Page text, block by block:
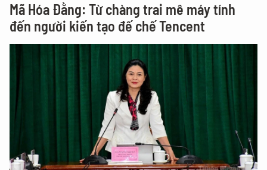
Mã Hóa Đằng: Từ chàng trai mê máy tính
đến người kiến tạo đế chế Tencent